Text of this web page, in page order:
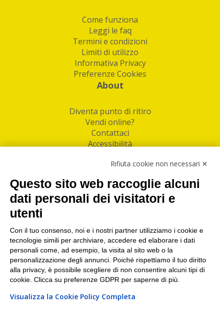
Come funziona
Leggi le faq
Termini e condizioni
Limiti di utilizzo
Informativa Privacy
Preferenze Cookies
About
Diventa punto di ritiro
Vendi online?
Contattaci
Accessibilità
Facebook
Linkedin
I nostri punti di ritiro e spedizione pacchi nelle
maggiori città italiane
Torino|Milano|Roma|Bologna|Firenze| Genova
Napoli|Varese
Rifiuta cookie non necessari ✕
Questo sito web raccoglie alcuni
dati personali dei visitatori e
utenti
Con il tuo consenso, noi e i nostri partner utilizziamo i cookie e
tecnologie simili per archiviare, accedere ed elaborare i dati
personali come, ad esempio, la visita al sito web o la
personalizzazione degli annunci. Poiché rispettiamo il tuo diritto
alla privacy, è possibile scegliere di non consentire alcuni tipi di
cookie. Clicca su preferenze GDPR per saperne di più.
Visualizza la Cookie Policy Completa